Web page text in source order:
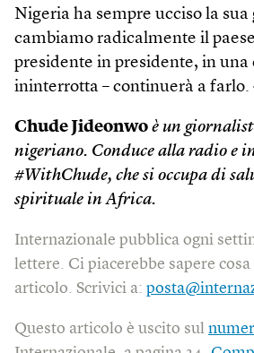
Nigeria ha sempre ucciso la sua
cambiamo radicalmente il
presidente in presidente, in una
ininterrotta – continuerà a
Chude Jideonwo è un
nigeriano. Conduce alla radio e
#WithChude, che si occupa di
spirituale in Africa.
Internazionale pubblica ogni
lettere. Ci piacerebbe sapere
articolo. Scrivici a:
Questo articolo è uscito sul